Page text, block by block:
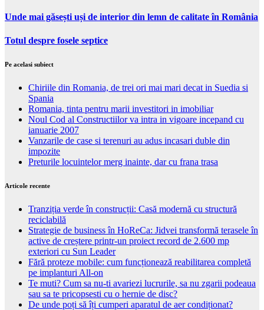
Unde mai găsești uși de interior din lemn de calitate în România
Totul despre fosele septice
Pe acelasi subiect
Chiriile din Romania, de trei ori mai mari decat in Suedia si
Spania
Romania, tinta pentru marii investitori in imobiliar
Noul Cod al Constructiilor va intra in vigoare incepand cu
ianuarie 2007
Vanzarile de case si terenuri au adus incasari duble din
impozite
Preturile locuintelor merg inainte, dar cu frana trasa
Articole recente
Tranziția verde în construcții: Casă modernă cu structură
reciclabilă
Strategie de business în HoReCa: Jidvei transformă terasele în
active de creștere printr-un proiect record de 2.600 mp
exteriori cu Sun Leader
Fără proteze mobile: cum funcționează reabilitarea completă
pe implanturi All-on
Te muti? Cum sa nu-ti avariezi lucrurile, sa nu zgarii podeaua
sau sa te pricopsesti cu o hernie de disc?
De unde poți să îți cumperi aparatul de aer condiționat?